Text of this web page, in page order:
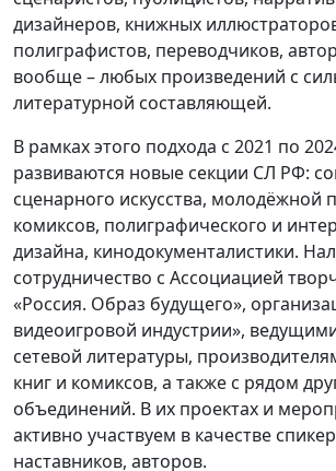
дизайнеров, книжных
полиграфистов, переводчиков,
вообще – любых произведений с
литературной составляющей.
В рамках этого подхода с 2021 по
развиваются новые секции СЛ РФ:
сценарного искусства, молодёжной
комиксов, полиграфического и
дизайна, кинодокументалистики.
сотрудничество с Ассоциацией
«Россия. Образ будущего»,
видеоигровой индустрии»,
сетевой литературы,
книг и комиксов, а также с рядом
объединений. В их проектах и
активно участвуем в качестве
наставников, авторов.